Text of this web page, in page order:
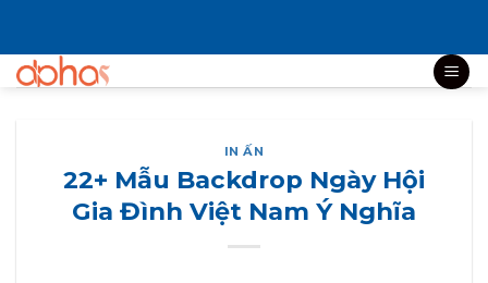
nội
dung
IN ẤN
22+ Mẫu Backdrop Ngày Hội
Gia Đình Việt Nam Ý Nghĩa